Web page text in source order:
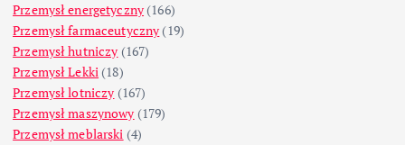
Przemysł energetyczny (166)
Przemysł farmaceutyczny (19)
Przemysł hutniczy (167)
Przemysł Lekki (18)
Przemysł lotniczy (167)
Przemysł maszynowy (179)
Przemysł meblarski (4)